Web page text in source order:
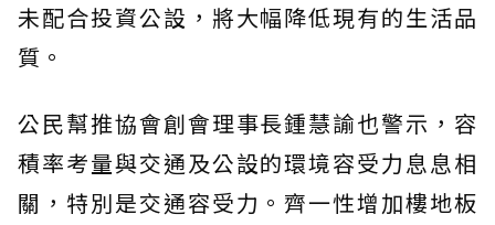
未配合投資公設，將大幅降低現有的生活品
質。
公民幫推協會創會理事長鍾慧諭也警示，容
積率考量與交通及公設的環境容受力息息相
關，特別是交通容受力。齊一性增加樓地板